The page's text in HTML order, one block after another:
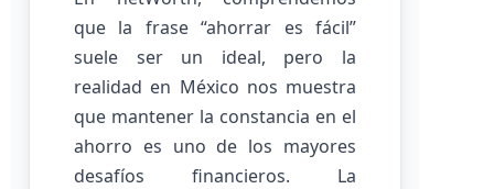
que la frase “ahorrar es fácil”
suele ser un ideal, pero la
realidad en México nos muestra
que mantener la constancia en el
ahorro es uno de los mayores
desafíos financieros. La